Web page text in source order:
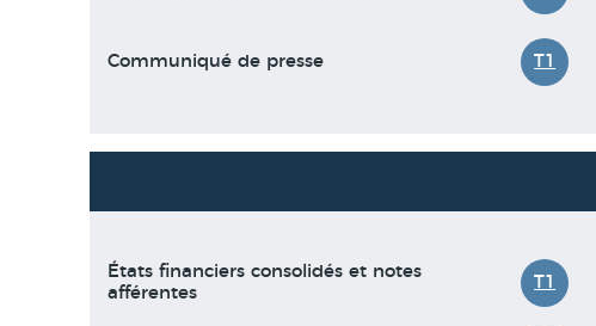
Communiqué de presse T1
États financiers consolidés et notes
afférentes
T1